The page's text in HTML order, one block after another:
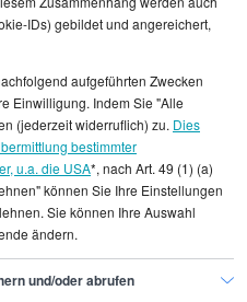
repräsentiert. Bei
besonders
Ein Engagement-
innerhalb der
Kriterien einordnen:
und
oder stark
Manager-Positionen
aussagekräftig sein.
IDs) gebildet und angereichert,
aufgeführten Zwecken
Einwilligung. Indem Sie "Alle
(jederzeit widerruflich) zu. Dies
bestimmter
u.a. die USA*, nach Art. 49 (1) (a)
können Sie Ihre Einstellungen
Sie können Ihre Auswahl
ändern.
und/oder abrufen